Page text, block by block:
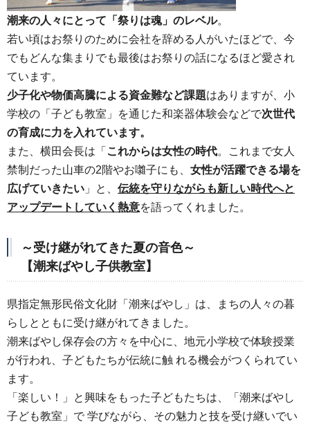
潮来の人々にとって「祭りは魂」のレベル。
若い頃はお祭りのために会社を辞める人がいたほどで、今
でもどんな集まりでも最後はお祭りの話になるほど愛され
ています。
少子化や物価高騰による資金難など課題はありますが、小
学校の「子ども教室」を通じた和楽器体験会などで次世代
の育成に力を入れています。
また、横田会長は「 これからは女性の時代。これまで女人
禁制だった山車の2階やお囃子にも、 女性が活躍できる場を
広げていきたい 」と、 伝統を守りながらも新しい時代へと
アップデートしていく熱意を語ってくれました。
～受け継がれてきた夏の音色～
【潮来ばやし子供教室】
県指定無形民俗文化財「潮来ばやし」は、まちの人々の暮
らしとともに受け継がれてきました。
潮来ばやし保存会の方々を中心に、地元小学校で体験授業
が行われ、子どもたちが伝統に触 れる機会がつくられてい
ます。
「楽しい！」と興味をもった子どもたちは、「潮来ばやし
子ども教室」で 学びながら、その魅力と技を受け継いでい